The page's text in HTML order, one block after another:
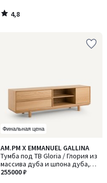
4,8
/
Финальная цена
AM.PM X EMMANUEL GALLINA
Тумба под ТВ Gloria / Глория из
массива дуба и шпона дуба,
дизайн Эммануэля Галлины
255000 ₽
5
/
5